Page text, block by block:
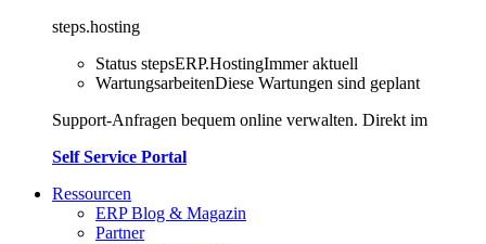
steps.hosting
Status stepsERP.HostingImmer aktuell
WartungsarbeitenDiese Wartungen sind geplant
Support-Anfragen bequem online verwalten. Direkt im
Self Service Portal
Ressourcen
ERP Blog & Magazin
Partner